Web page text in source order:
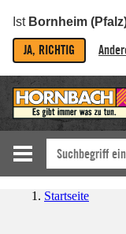
Ist Bornheim
JA, RICHTIG
Startseite